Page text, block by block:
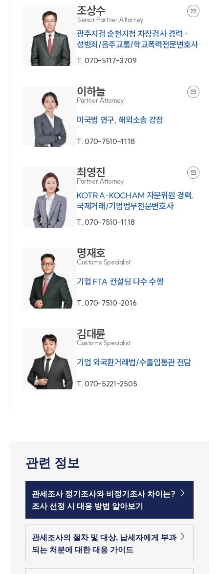
조상수
Senior Partner Attorney
광주지검 순천지청 차장검사 경력 ·
성범죄/음주교통/학교폭력전문변호사
T.070-5117-3709
이하늘
Partner Attorney
미국법 연구, 해외소송 강점
T.070-7510-1118
최영진
Partner Attorney
KOTRA·KOCHAM 자문위원 경력,
국제거래/기업법무전문변호사
T.070-7510-1118
명재호
Customs Specialist
기업 FTA 컨설팅 다수 수행
T.070-7510-2016
김대륜
Customs Specialist
기업 외국환거래법/수출입통관 전담
T.070-5221-2505
관련 정보
관세조사 정기조사와 비정기조사 차이는?
조사 선정 시 대응 방법 알아보기
관세조사의 절차 및 대상, 납세자에게 부과
되는 처분에 대한 대응 가이드